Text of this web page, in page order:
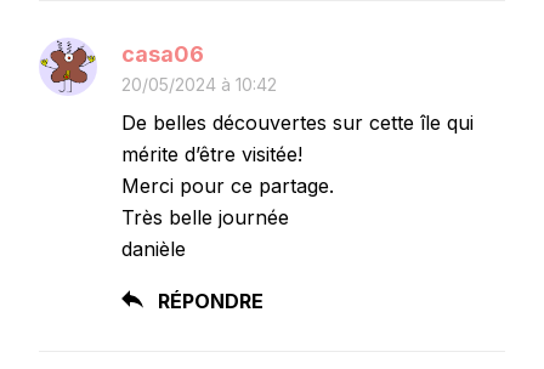
casa06
20/05/2024 à 10:42
De belles découvertes sur cette île qui
mérite d’être visitée!
Merci pour ce partage.
Très belle journée
danièle
RÉPONDRE